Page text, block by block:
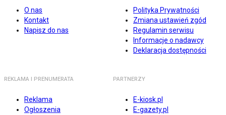
O nas
Kontakt
Napisz do nas
Polityka Prywatności
Zmiana ustawień zgód
Regulamin serwisu
Informacje o nadawcy
Deklaracja dostępności
REKLAMA I PRENUMERATA
Reklama
Ogłoszenia
PARTNERZY
E-kiosk.pl
E-gazety.pl